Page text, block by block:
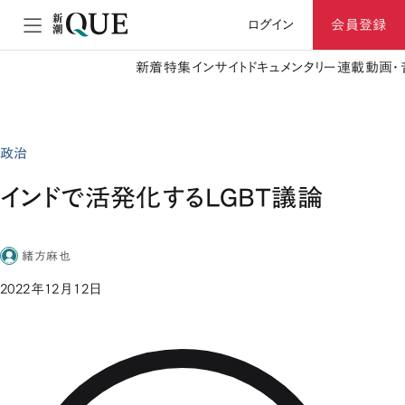
ログイン 会員登録
新着特集 インサイト ドキュメンタリー 連載動画
政治
インドで活発化するLGBT議論
緒方麻也
2022年12月12日